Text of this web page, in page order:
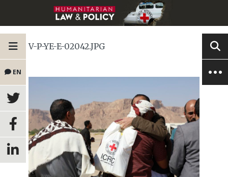
EN
V-P-YE-E-02042.JPG